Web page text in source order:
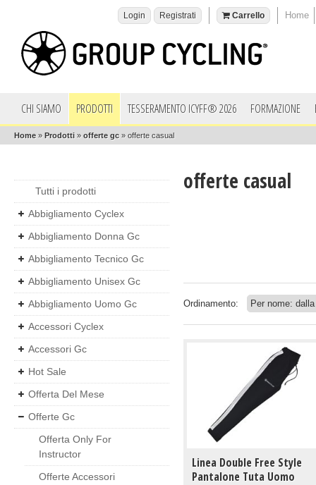
Home
Carrello
Login Registrati
CHI SIAMO PRODOTTI TESSERAMENTO ICYFF® 2026 FORMAZIONE
Home » Prodotti » offerte gc » offerte casual
Tutti i prodotti
Abbigliamento Cyclex
Abbigliamento Donna Gc
Abbigliamento Tecnico Gc
Abbigliamento Unisex Gc
Abbigliamento Uomo Gc
Accessori Cyclex
Accessori Gc
Hot Sale
Offerta Del Mese
Offerte Gc
Offerta Only For
Instructor
Offerte Accessori
offerte casual
Ordinamento:
Linea Double Free Style
Pantalone Tuta Uomo